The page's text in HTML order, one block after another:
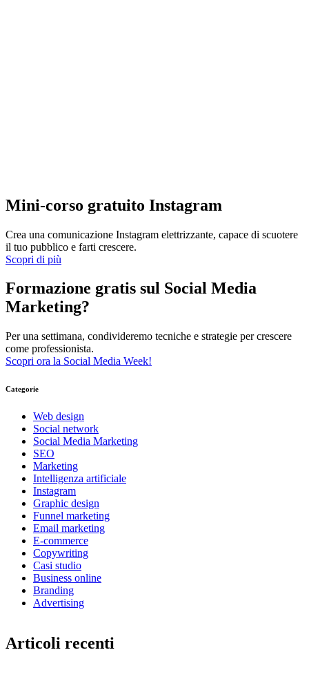
Mini-corso gratuito Instagram
Crea una comunicazione Instagram elettrizzante, capace di scuotere
il tuo pubblico e farti crescere.
Scopri di più
Formazione gratis sul Social Media
Marketing?
Per una settimana, condivideremo tecniche e strategie per crescere
come professionista.
Scopri ora la Social Media Week!
Categorie
Web design
Social network
Social Media Marketing
SEO
Marketing
Intelligenza artificiale
Instagram
Graphic design
Funnel marketing
Email marketing
E-commerce
Copywriting
Casi studio
Business online
Branding
Advertising
Articoli recenti